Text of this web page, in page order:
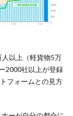
以上（軽貨物5万
2000社以上が登録
フォームとの見方